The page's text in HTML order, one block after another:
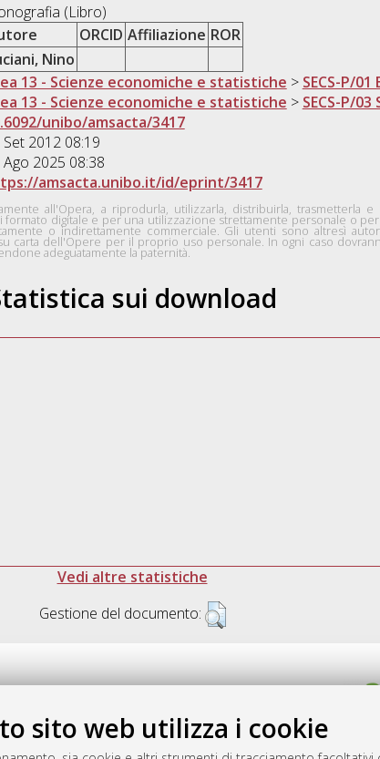
sito web utilizza i cookie
(Libro)
ORCID Affiliazione ROR
Nino
13 - Scienze economiche e statistiche > SECS-P/
13 - Scienze economiche e statistiche > SECS-P/
unibo/amsacta/3417
Set 2012 08:19
Ago 2025 08:38
amsacta.unibo.it/id/eprint/3417
all'Opera, a riprodurla, utilizzarla, distribuirla, trasmetterla
digitale e per una utilizzazione strettamente personale o
o indirettamente commerciale. Gli utenti sono altresì
carta dell'Opere per il proprio uso personale. In ogni caso
adeguatamente la paternità.
sui download
Vedi altre statistiche
Gestione del documento: